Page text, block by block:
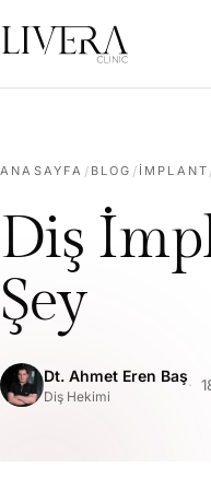
ANASAYFA / BLOG / İMPLANT
Diş
Şey
Dt. Ahmet Eren Baş
Diş Hekimi